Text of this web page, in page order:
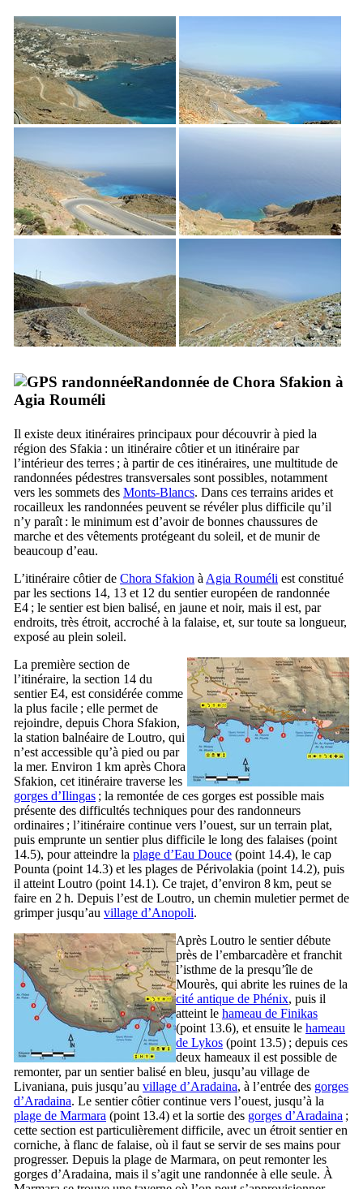
Randonnée de Chora Sfakion à
Agia Rouméli
Il existe deux itinéraires principaux pour découvrir à pied la
région des Sfakia : un itinéraire côtier et un itinéraire par
l’intérieur des terres ; à partir de ces itinéraires, une multitude de
randonnées pédestres transversales sont possibles, notamment
vers les sommets des Monts-Blancs. Dans ces terrains arides et
rocailleux les randonnées peuvent se révéler plus difficile qu’il
n’y paraît : le minimum est d’avoir de bonnes chaussures de
marche et des vêtements protégeant du soleil, et de munir de
beaucoup d’eau.
L’itinéraire côtier de Chora Sfakion à Agia Rouméli est constitué
par les sections 14, 13 et 12 du sentier européen de randonnée
E4 ; le sentier est bien balisé, en jaune et noir, mais il est, par
endroits, très étroit, accroché à la falaise, et, sur toute sa longueur,
exposé au plein soleil.
La première section de
l’itinéraire, la section 14 du
sentier E4, est considérée comme
la plus facile ; elle permet de
rejoindre, depuis Chora Sfakion,
la station balnéaire de Loutro, qui
n’est accessible qu’à pied ou par
la mer. Environ 1 km après Chora
Sfakion, cet itinéraire traverse les
gorges d’Ilingas ; la remontée de ces gorges est possible mais
présente des difficultés techniques pour des randonneurs
ordinaires ; l’itinéraire continue vers l’ouest, sur un terrain plat,
puis emprunte un sentier plus difficile le long des falaises (point
14.5), pour atteindre la plage d’Eau Douce (point 14.4), le cap
Pounta (point 14.3) et les plages de Périvolakia (point 14.2), puis
il atteint Loutro (point 14.1). Ce trajet, d’environ 8 km, peut se
faire en 2 h. Depuis l’est de Loutro, un chemin muletier permet de
grimper jusqu’au village d’Anopoli.
Après Loutro le sentier débute
près de l’embarcadère et franchit
l’isthme de la presqu’île de
Mourès, qui abrite les ruines de la
cité antique de Phénix, puis il
atteint le hameau de Finikas
(point 13.6), et ensuite le hameau
de Lykos (point 13.5) ; depuis ces
deux hameaux il est possible de
remonter, par un sentier balisé en bleu, jusqu’au village de
Livaniana, puis jusqu’au village d’Aradaina, à l’entrée des gorges
d’Aradaina. Le sentier côtier continue vers l’ouest, jusqu’à la
plage de Marmara (point 13.4) et la sortie des gorges d’Aradaina ;
cette section est particulièrement difficile, avec un étroit sentier en
corniche, à flanc de falaise, où il faut se servir de ses mains pour
progresser. Depuis la plage de Marmara, on peut remonter les
gorges d’Aradaina, mais il s’agit une randonnée à elle seule. À